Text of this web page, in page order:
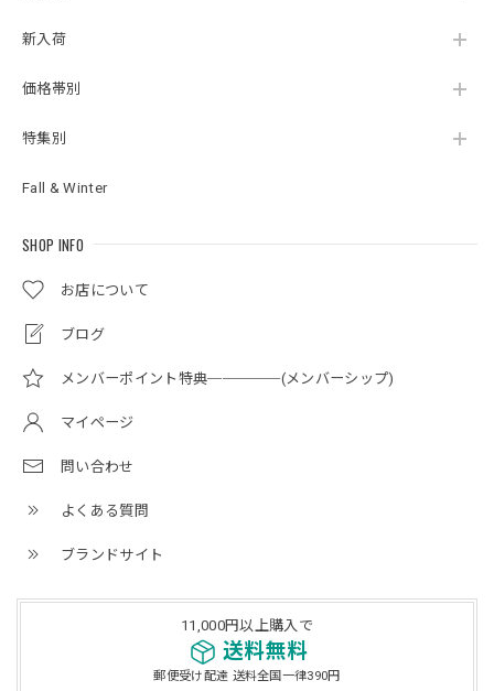
新入荷
価格帯別
特集別
Fall & Winter
SHOP INFO
お店について
ブログ
メンバーポイント特典─────(メンバーシップ)
マイページ
問い合わせ
よくある質問
ブランドサイト
11,000円以上購入で
送料無料
郵便受け配達 送料全国一律390円